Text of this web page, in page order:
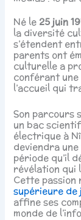
Né le 25 juin
la diversité
s’étendent
parents ont
culturelle a
conférant une
l’accueil qui
Son parcours
un bac
électrique à
deviendra
période qu’il
révélation qui
Cette passion
supérieure de
affine ses
monde de